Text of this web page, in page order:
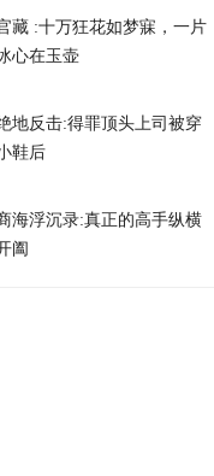
夜逃跑，赌解放军
藏 :十万狂花如梦寐，一片
心在玉壶
地反击:得罪顶头上司被穿
鞋后
海浮沉录:真正的高手纵横
阖